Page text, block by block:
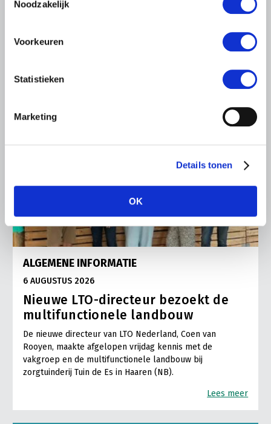
Noodzakelijk
Voorkeuren
Statistieken
Marketing
Details tonen
OK
Ronald Oenema op het melkveebedrijf van Jolmer de
Lees meer
ALGEMENE INFORMATIE
6 AUGUSTUS 2026
Nieuwe LTO-directeur bezoekt de
multifunctionele landbouw
De nieuwe directeur van LTO Nederland, Coen van
Rooyen, maakte afgelopen vrijdag kennis met de
vakgroep en de multifunctionele landbouw bij
zorgtuinderij Tuin de Es in Haaren (NB).
Lees meer